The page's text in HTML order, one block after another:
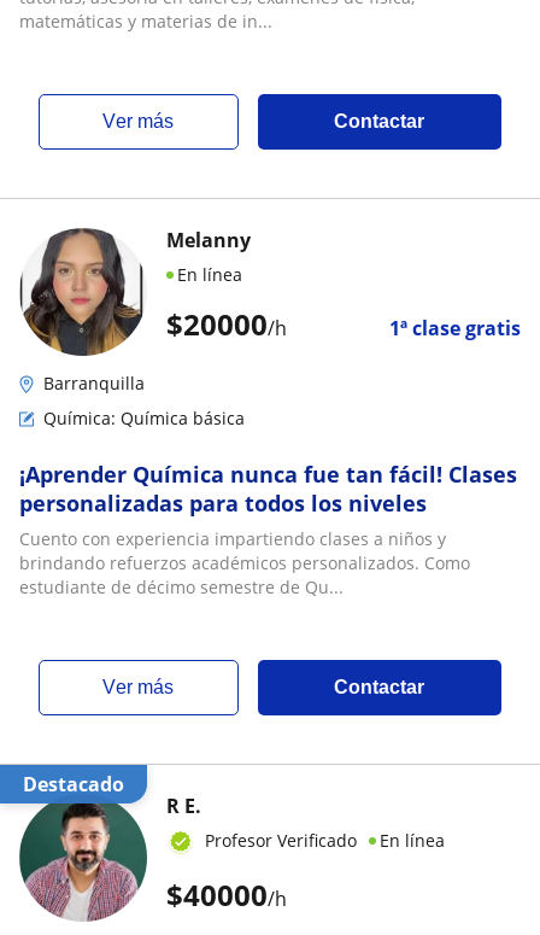
matemáticas y materias de in...
ver más Contactar
$20000/h 1ª clase gratis
Melanny
En línea
Barranquilla
Química: Química básica
¡Aprender Química nunca fue tan fácil! Clases
personalizadas para todos los niveles
Cuento con experiencia impartiendo clases a niños y
brindando refuerzos académicos personalizados. Como
estudiante de décimo semestre de Qu...
ver más Contactar
Destacado
$40000/h
R E.
Profesor Verificado En línea